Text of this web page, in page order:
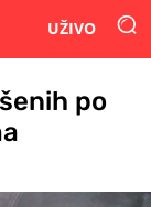
UŽIVO
po